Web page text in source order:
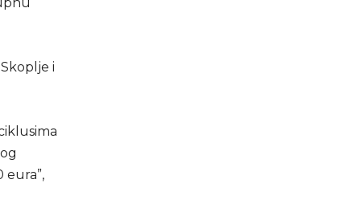
i
eura”,